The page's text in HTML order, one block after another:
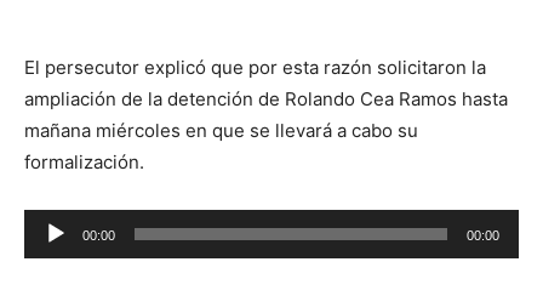
El persecutor explicó que por esta razón solicitaron la
ampliación de la detención de Rolando Cea Ramos hasta
mañana miércoles en que se llevará a cabo su
formalización.
Reproductor
de
00:00 00:00